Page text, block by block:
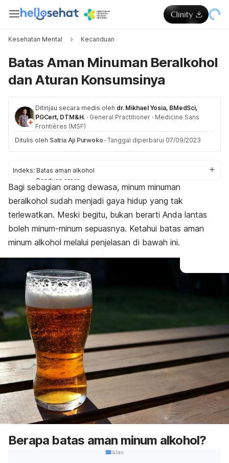
Kesehatan Mental Kecanduan
Batas Aman Minuman Beralkohol
dan Aturan Konsumsinya
Ditinjau secara medis oleh dr. Mikhael Yosia, BMedSci,
PGCert, DTM&H. · General Practitioner · Medicine Sans
Frontières (MSF)
Ditulis oleh Satria Aji Purwoko · Tanggal diperbarui 07/09/2023
Indeks: Batas aman alkohol
Panduan aman
Bahaya untuk kesehatan
Bagi sebagian orang dewasa, minum minuman
beralkohol sudah menjadi gaya hidup yang tak
terlewatkan. Meski begitu, bukan berarti Anda lantas
boleh minum-minum sepuasnya. Ketahui batas aman
minum alkohol melalui penjelasan di bawah ini.
Berapa batas aman minum alkohol?
Iklan